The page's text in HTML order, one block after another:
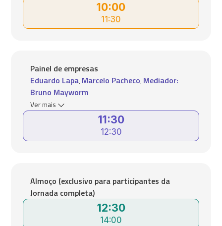
10:00
11:30
11:30
12:30
Painel de empresas
Eduardo Lapa,Marcelo Pacheco,Mediador:
Bruno Mayworm
Ver mais
12:30
14:00
Almoço (exclusivo para participantes da
Jornada completa)